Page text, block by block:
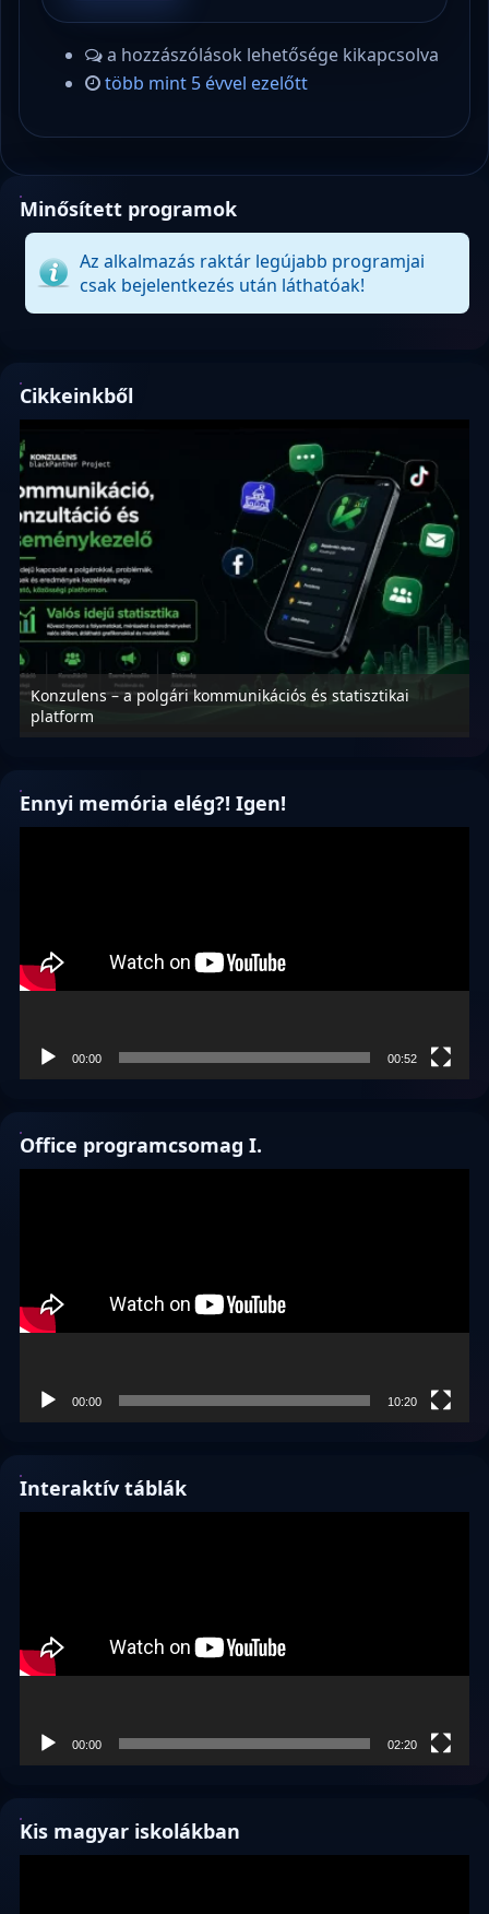
a hozzászólások lehetősége kikapcsolva
több mint 5 évvel ezelőtt
Minősített programok
Az alkalmazás raktár legújabb programjai
csak bejelentkezés után láthatóak!
Cikkeinkből
Konzulens – a polgári kommunikációs és statisztikai
platform
Ennyi memória elég?! Igen!
00:00 00:52
Office programcsomag I.
00:00 10:20
Interaktív táblák
00:00 02:20
Kis magyar iskolákban